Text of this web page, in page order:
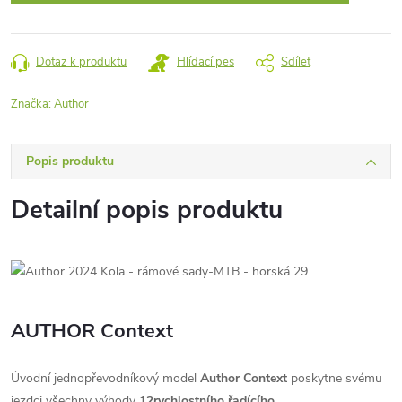
Dotaz k produktu Hlídací pes Sdílet
Značka:Author
Popis produktu
Detailní popis produktu
AUTHOR Context
Úvodní jednopřevodníkový model Author Context poskytne svému